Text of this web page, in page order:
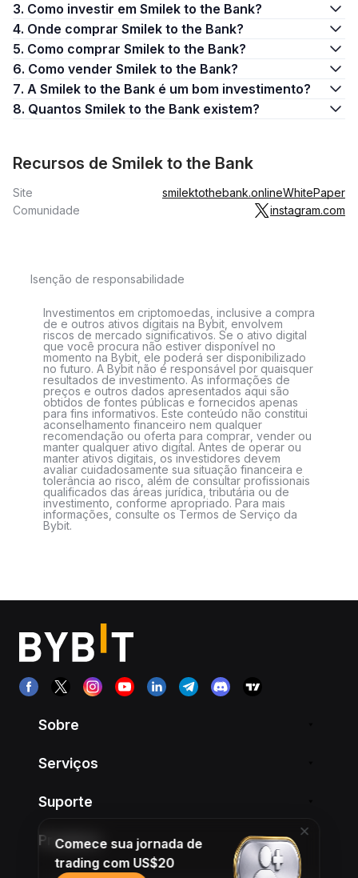
3. Como investir em Smilek to the Bank?
4. Onde comprar Smilek to the Bank?
5. Como comprar Smilek to the Bank?
6. Como vender Smilek to the Bank?
7. A Smilek to the Bank é um bom investimento?
8. Quantos Smilek to the Bank existem?
Recursos de Smilek to the Bank
Site smilektothebank.onlineWhitePaper
Comunidade
instagram.com
Isenção de responsabilidade
Investimentos em criptomoedas, inclusive a compra
de e outros ativos digitais na Bybit, envolvem
riscos de mercado significativos. Se o ativo digital
que você procura não estiver disponível no
momento na Bybit, ele poderá ser disponibilizado
no futuro. A Bybit não é responsável por quaisquer
resultados de investimento. As informações de
preços e outros dados apresentados aqui são
obtidos de fontes públicas e fornecidos apenas
para fins informativos. Este conteúdo não constitui
aconselhamento financeiro nem qualquer
recomendação ou oferta para comprar, vender ou
manter qualquer ativo digital. Antes de operar ou
manter ativos digitais, os investidores devem
avaliar cuidadosamente sua situação financeira e
tolerância ao risco, além de consultar profissionais
qualificados das áreas jurídica, tributária ou de
investimento, conforme apropriado. Para mais
informações, consulte os Termos de Serviço da
Bybit.
Sobre
Serviços
Suporte
Produtos
Comece sua jornada de
trading com US$20